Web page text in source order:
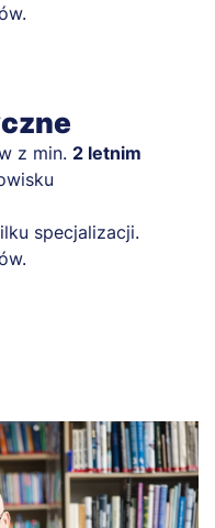
z min. 2 letnim
specjalizacji.